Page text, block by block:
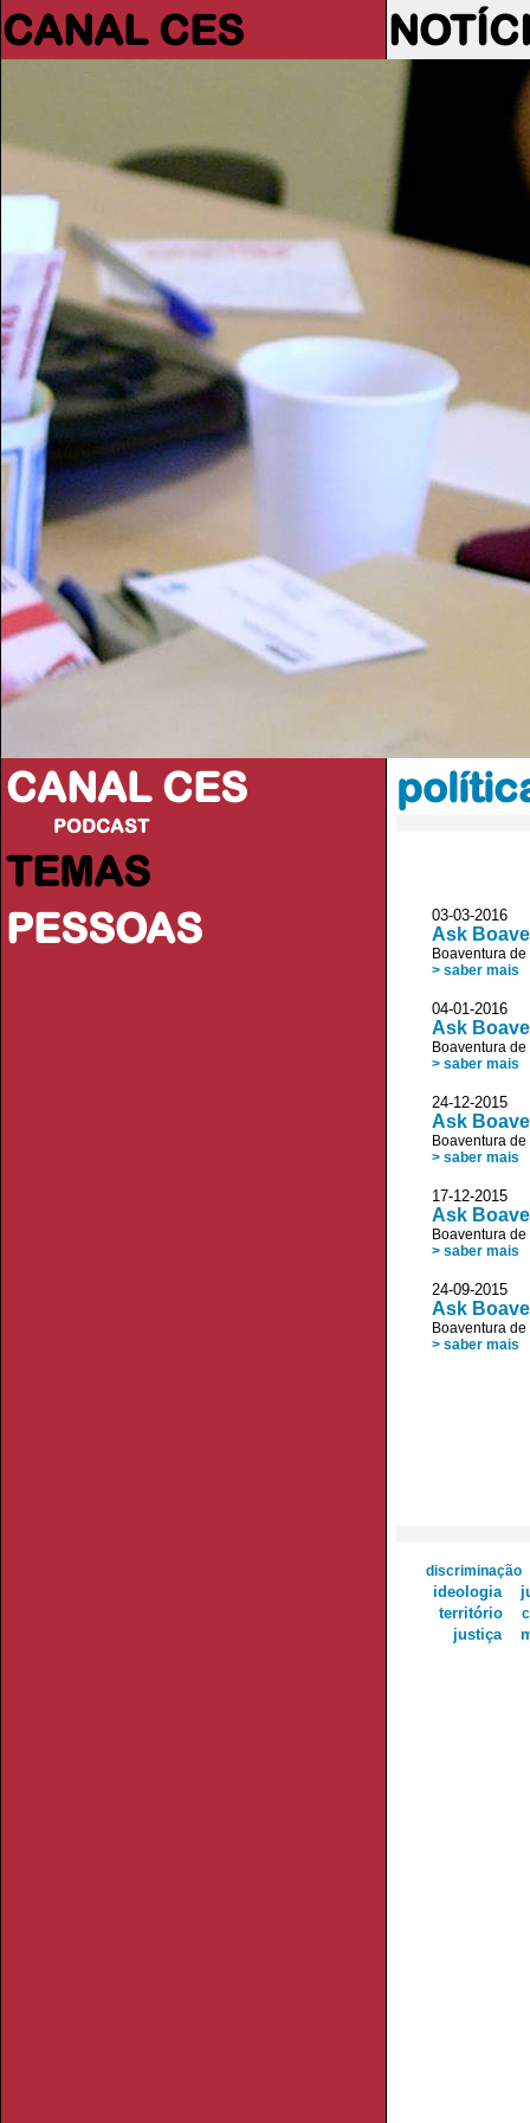
CANAL CES
CANAL CES
PODCAST
TEMAS
PESSOAS
03-03-
Ask
Boaventura
> saber mais
04-01-
Ask
Boaventura
> saber mais
24-12-
Ask
Boaventura
> saber mais
17-12-
Ask
Boaventura
> saber mais
24-09-
Ask
Boaventura
> saber mais
discriminação
ideologia
território
justiça